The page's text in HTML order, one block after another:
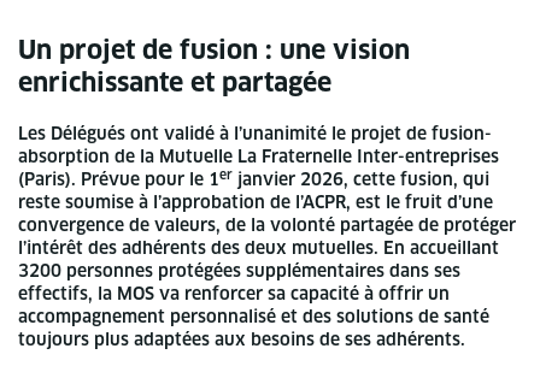
Un projet de fusion : une vision
enrichissante et partagée
Les Délégués ont validé à l’unanimité le projet de fusion-
absorption de la Mutuelle La Fraternelle Inter-entreprises
(Paris). Prévue pour le 1er janvier 2026, cette fusion, qui
reste soumise à l’approbation de l’ACPR, est le fruit d’une
convergence de valeurs, de la volonté partagée de protéger
l’intérêt des adhérents des deux mutuelles. En accueillant
3200 personnes protégées supplémentaires dans ses
effectifs, la MOS va renforcer sa capacité à offrir un
accompagnement personnalisé et des solutions de santé
toujours plus adaptées aux besoins de ses adhérents.